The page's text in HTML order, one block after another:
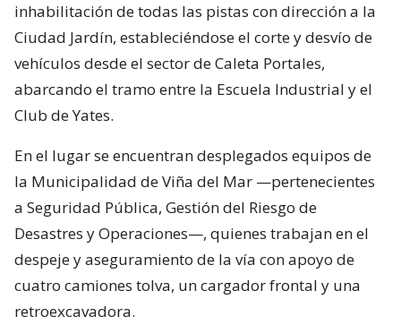
inhabilitación de todas las pistas con dirección a la
Ciudad Jardín, estableciéndose el corte y desvío de
vehículos desde el sector de Caleta Portales,
abarcando el tramo entre la Escuela Industrial y el
Club de Yates.
En el lugar se encuentran desplegados equipos de
la Municipalidad de Viña del Mar —pertenecientes
a Seguridad Pública, Gestión del Riesgo de
Desastres y Operaciones—, quienes trabajan en el
despeje y aseguramiento de la vía con apoyo de
cuatro camiones tolva, un cargador frontal y una
retroexcavadora.